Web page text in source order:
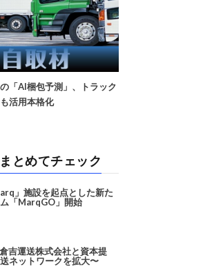
「AI梱包予測」、トラック
活用本格化
まとめてチェック
」施設を起点とした新た
「MarqGO」開始
吉運送株式会社と資本提
ネットワークを拡大〜